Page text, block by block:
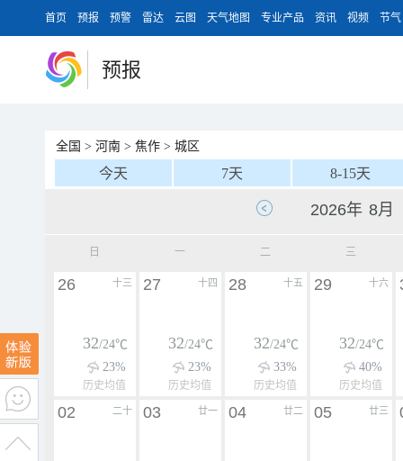
首页 预报 预警 雷达 云图 天气地图 专业产品 资讯 视频 节气
预报
全国 > 河南 > 焦作 > 城区
今天 7天 8-15天
日 一 二 三
十三
26
32/24℃
23%
历史均值
十四
27
32/24℃
23%
历史均值
十五
28
32/24℃
33%
历史均值
十六
29
32/24℃
40%
历史均值
二十
02 廿一
03 廿二
04 廿三
05